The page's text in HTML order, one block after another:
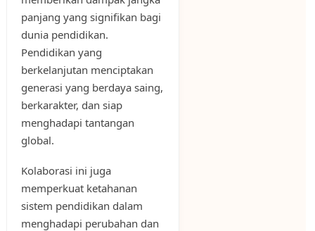
panjang yang signifikan bagi
dunia pendidikan.
Pendidikan yang
berkelanjutan menciptakan
generasi yang berdaya saing,
berkarakter, dan siap
menghadapi tantangan
global.
Kolaborasi ini juga
memperkuat ketahanan
sistem pendidikan dalam
menghadapi perubahan dan